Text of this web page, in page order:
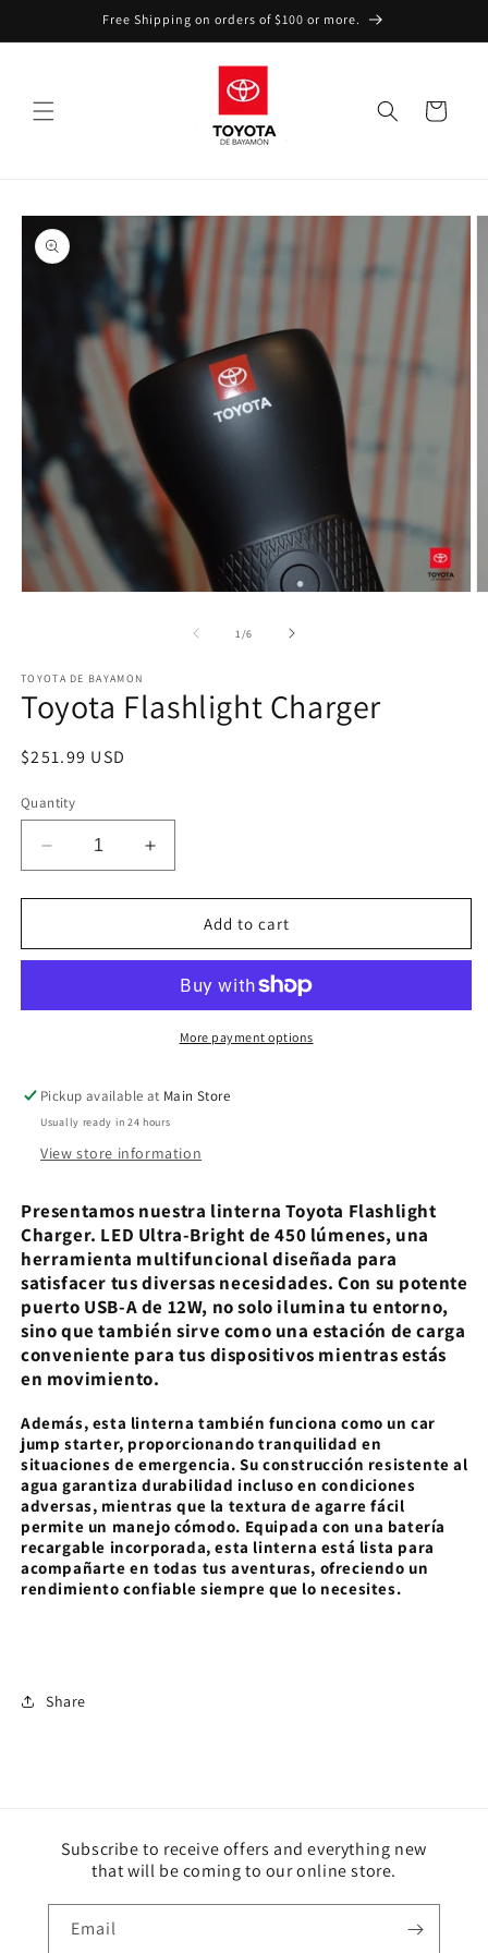
Free Shipping on orders of $100 or more.
Cart
Skip to
product
information
1/of
6
TOYOTA DE BAYAMON
Toyota Flashlight Charger
Regular
$251.99 USD
Quantity
Decrease
quantity
for
Flashlight
Increase
quantity
for
Toyota
Flashlight
Add to cart
More payment options
Pickup available at Main Store
Usually ready in 24 hours
View store information
Presentamos nuestra linterna Toyota Flashlight
Charger. LED Ultra-Bright de 450 lúmenes, una
herramienta multifuncional diseñada para
satisfacer tus diversas necesidades. Con su potente
puerto USB-A de 12W, no solo ilumina tu entorno,
sino que también sirve como una estación de carga
conveniente para tus dispositivos mientras estás
en movimiento.
Además, esta linterna también funciona como un car
jump starter, proporcionando tranquilidad en
situaciones de emergencia. Su construcción resistente al
agua garantiza durabilidad incluso en condiciones
adversas, mientras que la textura de agarre fácil
permite un manejo cómodo. Equipada con una batería
recargable incorporada, esta linterna está lista para
acompañarte en todas tus aventuras, ofreciendo un
rendimiento confiable siempre que lo necesites.
Share
Subscribe to receive offers and everything new
that will be coming to our online store.
Email